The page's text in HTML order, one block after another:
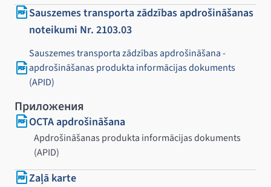
Sauszemes transporta zādzības apdrošināšanas
noteikumi Nr. 2103.03
Sauszemes transporta zādzības apdrošināšana -
apdrošināšanas produkta informācijas dokuments
(APID)
Приложения
OCTA apdrošināšana
Apdrošināšanas produkta informācijas dokuments
(APID)
Zaļā karte